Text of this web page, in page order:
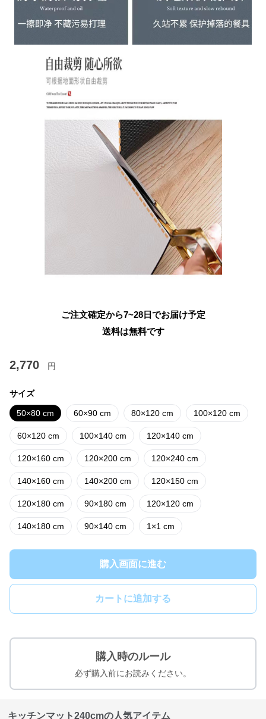
ご注文確定から7~28日でお届け予定
送料は無料です
2,770 円
サイズ
50×80 cm 60×90 cm 80×120 cm 100×120 cm
60×120 cm 100×140 cm 120×140 cm
120×160 cm 120×200 cm 120×240 cm
140×160 cm 140×200 cm 120×150 cm
120×180 cm 90×180 cm 120×120 cm
140×180 cm 90×140 cm 1×1 cm
購入画面に進む
カートに追加する
購入時のルール
必ず購入前にお読みください。
キッチンマット240cmの人気アイテム